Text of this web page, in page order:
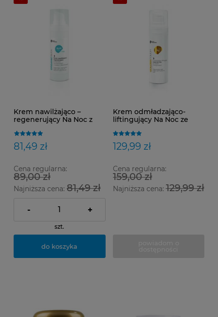
Krem nawilżająco –
regenerujący Na Noc z
i kwasem hialuronowym
SILOR+B+HA 30 ml
81,49 zł
Cena regularna:
89,00 zł
Najniższa cena: 81,49 zł
- +
szt.
do koszyka
Krem odmładzająco-
liftingujący Na Noc ze
Au100 30 ml / Dostawa 0zł
129,99 zł
Cena regularna:
159,00 zł
Najniższa cena:129,99 zł